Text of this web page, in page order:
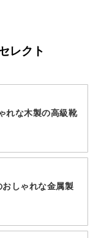
レクト
れな木製の高級靴
しゃれな金属製